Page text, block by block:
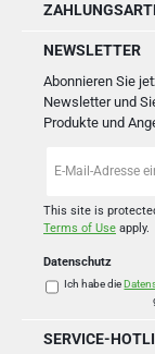
NEWSLETTER
Abonnieren Sie
Newsletter und
Produkte und
Mail-
*
This site is
Terms of Use apply.
Datenschutz
Ich habe die
SERVICE-